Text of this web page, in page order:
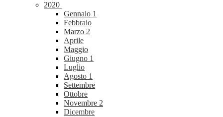
2020
Gennaio 1
Febbraio
Marzo 2
Aprile
Maggio
Giugno 1
Luglio
Agosto 1
Settembre
Ottobre
Novembre 2
Dicembre